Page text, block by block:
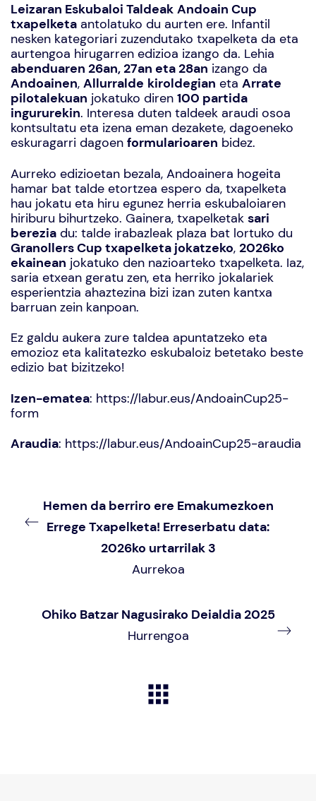
Leizaran Eskubaloi Taldeak Andoain Cup
txapelketa antolatuko du aurten ere. Infantil
nesken kategoriari zuzendutako txapelketa da eta
aurtengoa hirugarren edizioa izango da. Lehia
abenduaren 26an, 27an eta 28an izango da
Andoainen, Allurralde kiroldegian eta Arrate
pilotalekuan jokatuko diren 100 partida
ingururekin. Interesa duten taldeek araudi osoa
kontsultatu eta izena eman dezakete, dagoeneko
eskuragarri dagoen formularioaren bidez.
Aurreko edizioetan bezala, Andoainera hogeita
hamar bat talde etortzea espero da, txapelketa
hau jokatu eta hiru egunez herria eskubaloiaren
hiriburu bihurtzeko. Gainera, txapelketak sari
berezia du: talde irabazleak plaza bat lortuko du
Granollers Cup txapelketa jokatzeko, 2026ko
ekainean jokatuko den nazioarteko txapelketa. Iaz,
saria etxean geratu zen, eta herriko jokalariek
esperientzia ahaztezina bizi izan zuten kantxa
barruan zein kanpoan.
Ez galdu aukera zure taldea apuntatzeko eta
emozioz eta kalitatezko eskubaloiz betetako beste
edizio bat bizitzeko!
Izen-ematea: https://labur.eus/AndoainCup25-
form
Araudia: https://labur.eus/AndoainCup25-araudia
Hemen da berriro ere Emakumezkoen
Errege Txapelketa! Erreserbatu data:
2026ko urtarrilak 3
Aurrekoa
Ohiko Batzar Nagusirako Deialdia 2025
Hurrengoa